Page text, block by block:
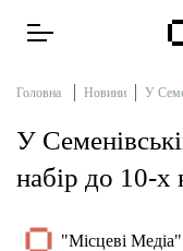
Новини
Інтерв’ю
Головна Новини У
У
набір до 10-х
"Місцеві Медіа"